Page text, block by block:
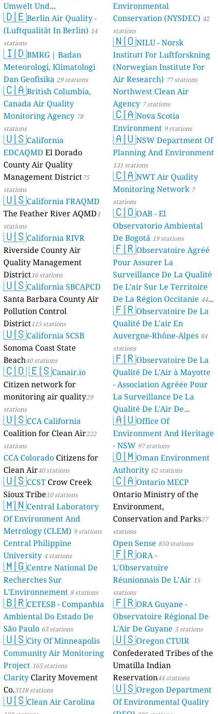
Umwelt Und
Verbraucherschutz) - LfU
46 stations
🇩🇪Berlin Air Quality -
(Luftqualität In Berlin) 14
stations
🇮🇩BMKG | Badan
Meteorologi, Klimatologi
Dan Geofisika 29 stations
🇨🇦British Columbia,
Canada Air Quality
Monitoring Agency 78
stations
🇺🇸California
EDCAQMD El Dorado
County Air Quality
Management District75
stations
🇺🇸California FRAQMD
The Feather River AQMD1
stations
🇺🇸California RIVR
Riverside County Air
Quality Management
District16 stations
🇺🇸California SBCAPCD
Santa Barbara County Air
Pollution Control
District115 stations
🇺🇸California SCSB
Sonoma Coast State
Beach40 stations
🇨🇴🇪🇸Canair.io
Citizen network for
monitoring air quality29
stations
🇺🇸CCA California
Coalition for Clean Air222
stations
CCA Colorado Citizens for
Clean Air40 stations
🇺🇸CCST Crow Creek
Sioux Tribe10 stations
🇲🇳Central Laboratory
Of Environment And
Metrology (CLEM) 9 stations
Central Philippine
University 4 stations
🇲🇬Centre National De
Recherches Sur
L'Environnement 8 stations
🇧🇷CETESB - Companhia
Ambiental Do Estado De
São Paulo 63 stations
🇺🇸City Of Minneapolis
Community Air Monitoring
Project 165 stations
Clarity Clarity Movement
Co.3118 stations
🇺🇸Clean Air Carolina
Environmental
Conservation (NYSDEC) 42
stations
🇳🇴NILU - Norsk
Institutt For Luftforskning
(Norwegian Institute For
Air Research) 77 stations
Northwest Clean Air
Agency 7 stations
🇨🇦Nova Scotia
Environment 9 stations
🇦🇺NSW Department Of
Planning And Environment
131 stations
🇨🇦NWT Air Quality
Monitoring Network 7
stations
🇨🇴OAB - El
Observatorio Ambiental
De Bogotá 19 stations
🇫🇷Observatoire Agréé
Pour Assurer La
Surveillance De La Qualité
De L’air Sur Le Territoire
De La Région Occitanie 44
stations
🇫🇷Observatoire De La
Qualité De L'air En
Auvergne-Rhône-Alpes 84
stations
🇫🇷Observatoire De La
Qualité De L'Air à Mayotte
- Association Agréée Pour
La Surveillance De La
Qualité De L'Air De
Mayotte 4 stations
🇦🇺Office Of
Environment And Heritage
- NSW 97 stations
🇴🇲Oman Environment
Authority 62 stations
🇨🇦Ontario MECP
Ontario Ministry of the
Environment,
Conservation and Parks27
stations
Open Sense 850 stations
🇫🇷ORA -
L'Observatoire
Réunionnais De L’Air 15
stations
🇫🇷ORA Guyane -
Observatoire Régional De
L'Air De Guyane 5 stations
🇺🇸Oregon CTUIR
Confederated Tribes of the
Umatilla Indian
Reservation44 stations
🇺🇸Oregon Department
Of Environmental Quality